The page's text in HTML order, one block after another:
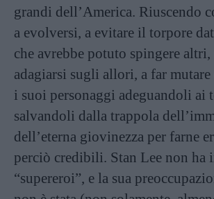
grandi dell’America. Riuscendo
a evolversi, a evitare il torpore
che avrebbe potuto spingere
adagiarsi sugli allori, a far mutare
i suoi personaggi adeguandoli ai
salvandoli dalla trappola
dell’eterna giovinezza per farne
perciò credibili. Stan Lee non ha
“supereroi”, e la sua